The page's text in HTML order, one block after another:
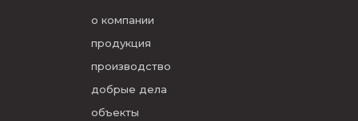
о компании
продукция
производство
добрые дела
объекты